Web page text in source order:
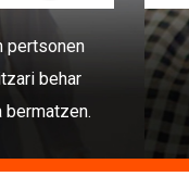
pertsonen
behar
bermatzen.